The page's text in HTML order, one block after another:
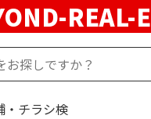
REAL-
・チラシ検